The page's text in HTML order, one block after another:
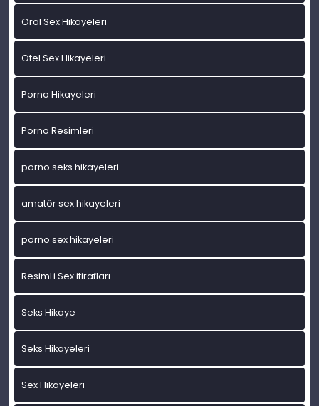
Oral Sex Hikayeleri
Otel Sex Hikayeleri
Porno Hikayeleri
Porno Resimleri
porno seks hikayeleri
amatör sex hikayeleri
porno sex hikayeleri
ResimLi Sex itirafları
Seks Hikaye
Seks Hikayeleri
Sex Hikayeleri